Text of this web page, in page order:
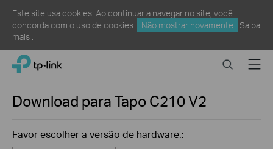
Este site usa cookies. Ao continuar a navegar no site, você
concorda com o uso de cookies.
Não mostrar novamente
Saiba
mais
Click
navigation
TP-Link, Reliably Smart SearchMenu
Download paraTapo C210V2
Favor escolher a versão de hardware.: